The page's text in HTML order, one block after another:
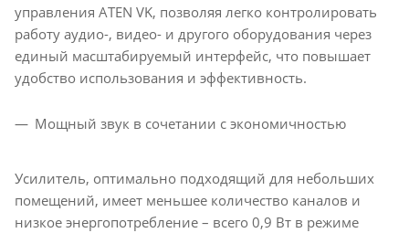
управления ATEN VK, позволяя легко контролировать
работу аудио-, видео- и другого оборудования через
единый масштабируемый интерфейс, что повышает
удобство использования и эффективность.
Мощный звук в сочетании с экономичностью
Усилитель, оптимально подходящий для небольших
помещений, имеет меньшее количество каналов и
низкое энергопотребление – всего 0,9 Вт в режиме